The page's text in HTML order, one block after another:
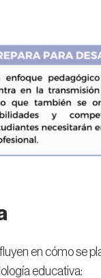
en cómo se
educativa: